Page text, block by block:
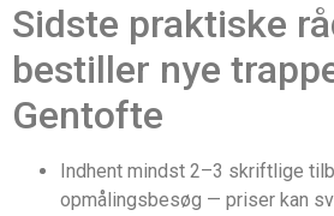
Sidste praktiske
bestiller nye
Gentofte
Indhent mindst 2–3 skriftlige
opmålingsbesøg — priser kan